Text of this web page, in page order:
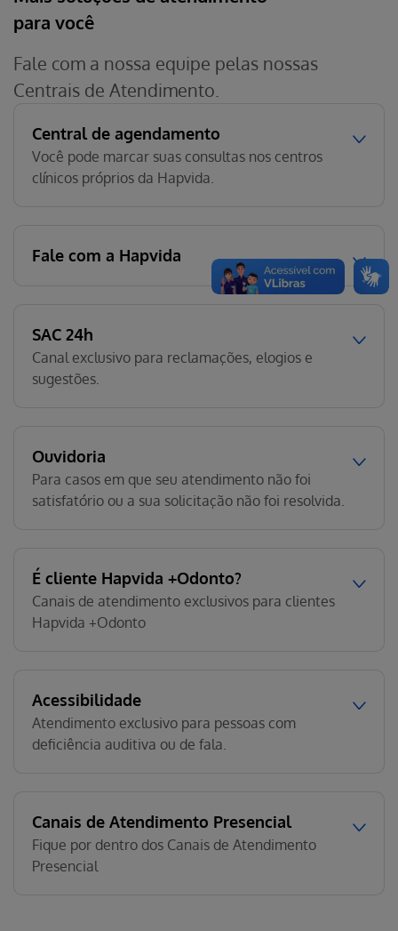
para você
Fale com a nossa equipe pelas nossas
Centrais de Atendimento.
Central de agendamento
Você pode marcar suas consultas nos centros
clínicos próprios da Hapvida.
Fale com a Hapvida
SAC 24h
Canal exclusivo para reclamações, elogios e
sugestões.
Ouvidoria
Para casos em que seu atendimento não foi
satisfatório ou a sua solicitação não foi resolvida.
É cliente Hapvida +Odonto?
Canais de atendimento exclusivos para clientes
Hapvida +Odonto
Acessibilidade
Atendimento exclusivo para pessoas com
deficiência auditiva ou de fala.
Canais de Atendimento Presencial
Fique por dentro dos Canais de Atendimento
Presencial